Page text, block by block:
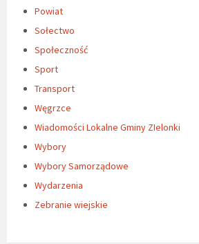
Powiat
Sołectwo
Społeczność
Sport
Transport
Węgrzce
Wiadomości Lokalne Gminy ZIelonki
Wybory
Wybory Samorządowe
Wydarzenia
Zebranie wiejskie